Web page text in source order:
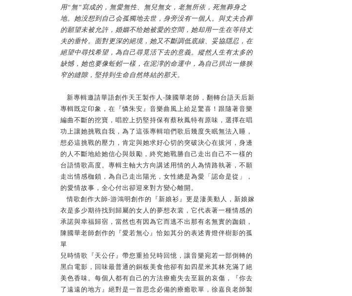
用“無”寫成的，無愛無性、無兒無女，老無所依，死無葬身之
地。她没想到自己会孤獨地去世，身旁没有一個人。與丈夫合葬
的願望未被允許，婚姻不给她被愛的空間，她却用一生在等待丈
夫的垂怜。面對更深的絕境，她又不斷調低底線、妥協隱忍，在
絕望中尋找希望，為自己尋覓活下去的意義。縱然人生有太多的
缺憾，她也要像蚯蚓一樣，在泥濘的命運中，為自己拱出一條狭
窄的縫隙，堅持到生命自然终結的那天。
新專輯邀請華語創作天王製作人 -陳國華老師，翻轉台語天后新
專輯既定印象，在『憐朱安』音樂曲風上給足驚喜！跟隨著音樂
編曲不斷的挖寶，唱腔上扔堅持保有蔡秋鳳特有原味，選擇在唱
功上讓她挑戰自我，為了這張專輯咱們歌后幾度失眠無法入睡，
想必這挑戰的壓力，肯定與她求好心切的突破決心在拔河，身邊
的人不斷地給她信心與鼓勵，終究她戰勝自己走出自己不一樣的
台語情歌高度。專輯主軸大方向講述用情的人為情路執著，不願
走出情感枷鎖，為自己走出陽光，女性總是為愛「認命是從」，
的愛情故事，全心付出卻迎來對方變心離開。
情歌創作大師-游鴻明創作的『新娘衫』更是淒美動人，新娘嫁
衣是多少期待找到歸屬的女人的夢想衣裳，它代表著一種情感的
承諾與幸福歸宿，當然也有因為它而逃不出那有名無實的跏鎖，
陳國華老師創作的『愛若無心』恰如其分的表述青燈伴樹影的孤
單
兒時情歌『天公仔』帶您重拾兒時回憶，讓音樂宛若一部倒轉的
黑白電影，回味最普通的銅板美食他卻有如四星米其林充滿了絕
美色香味。每個人都有自己的方法療癒失去至親的哀傷，『你去
了遠遠的地方』絕對是一首思念必備的療癒歌單，徐嘉良老師製